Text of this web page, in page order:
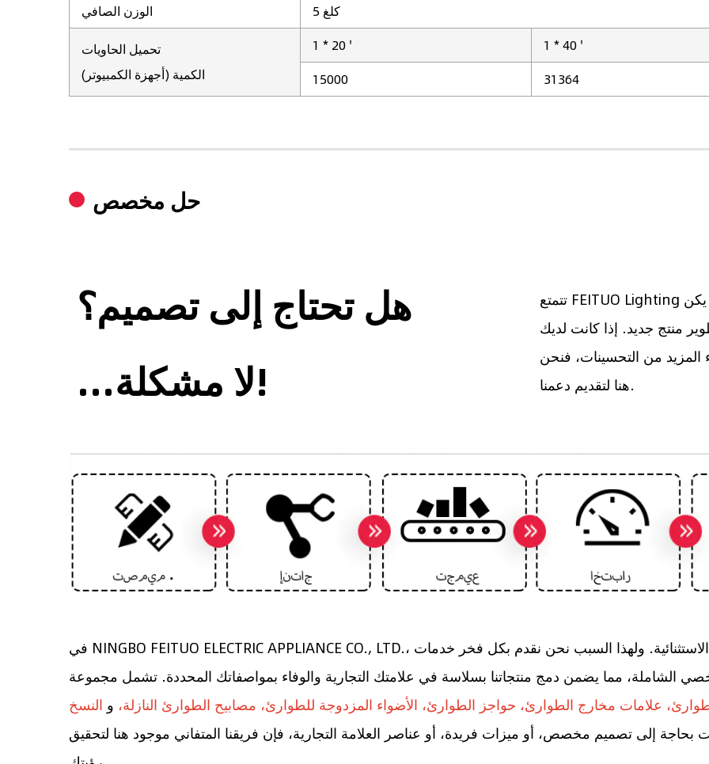
الوزن الصافي
5 كلغ
تحميل الحاويات
الكمية (أجهزة الكمبيوتر)
1 * 20 ' 1 * 40 '
15000
31364
حل مخصص
هل تحتاج إلى تصميم؟
...لا مشكلة!
تتمتع FEITUO Lighting بالحل المثالي لإضاءة الطوارئ المخصصة. إذا لم يكن
منتج جديد. إذا كانت لديك
من التحسينات، فنحن
هنا لتقديم دعمنا.
في NINGBO FEITUO ELECTRIC APPLIANCE CO., LTD.، نحن نفهم أهمية الحلول المخصصة والخدمة الاستثنائية. ولهذا السبب نحن نقدم بكل فخر خدمات
الشاملة، مما يضمن دمج منتجاتنا بسلاسة في علامتك التجارية والوفاء بمواصفاتك المحددة. تشمل مجموعة
علامات مخارج الطوارئ، حواجز الطوارئ، الأضواء المزدوجة للطوارئ، مصابيح الطوارئ النازلة، و النسخ
بحاجة إلى تصميم مخصص، أو ميزات فريدة، أو عناصر العلامة التجارية، فإن فريقنا المتفاني موجود هنا لتحقيق